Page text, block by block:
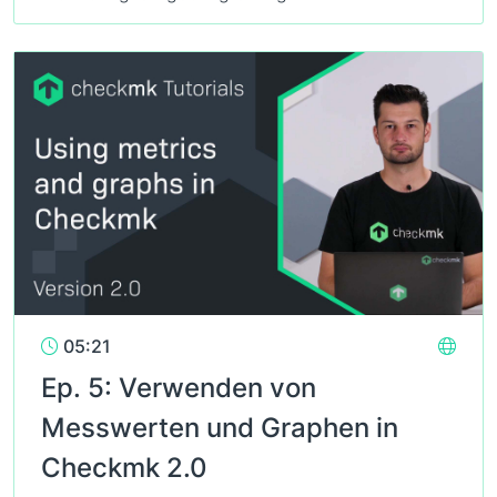
05:21
Ep. 5: Verwenden von
Messwerten und Graphen in
Checkmk 2.0